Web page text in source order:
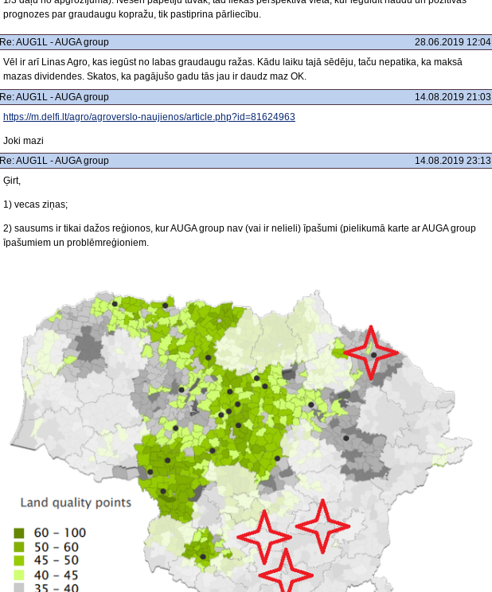
prognozes par graudaugu kopražu, tik pastiprina pārliecību.
Re: AUG1L - AUGA group
28.06.2019 12:04
Vēl ir arī Linas Agro, kas iegūst no labas graudaugu ražas. Kādu laiku tajā sēdēju, taču nepatika, ka maksā
mazas dividendes. Skatos, ka pagājušo gadu tās jau ir daudz maz OK.
Re: AUG1L - AUGA group
14.08.2019 21:03
https://m.delfi.lt/agro/agroverslo-naujienos/article.php?id=81624963
Joki mazi
Re: AUG1L - AUGA group
14.08.2019 23:13
Ģirt,
1) vecas ziņas;
2) sausums ir tikai dažos reģionos, kur AUGA group nav (vai ir nelieli) īpašumi (pielikumā karte ar AUGA group
īpašumiem un problēmreģioniem.